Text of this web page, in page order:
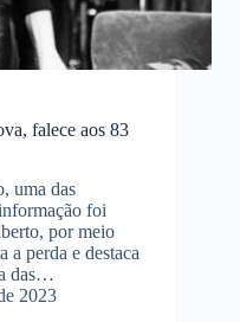
falece aos 83
uma das
foi
por meio
a perda e destaca
das…
2023